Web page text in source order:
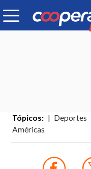
Tópicos: Deportes
Américas